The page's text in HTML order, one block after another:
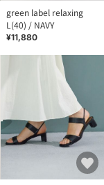
green label relaxing
L(40) / NAVY
¥11,880